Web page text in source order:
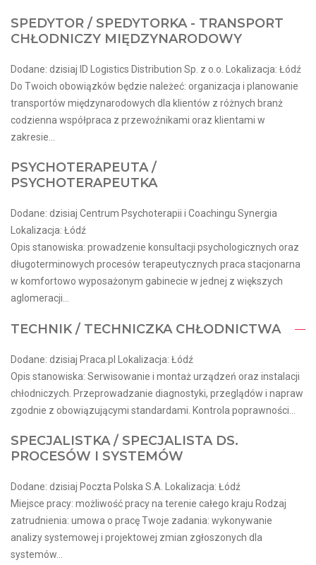
SPEDYTOR / SPEDYTORKA - TRANSPORT
CHŁODNICZY MIĘDZYNARODOWY
Dodane: dzisiaj ID Logistics Distribution Sp. z o.o. Lokalizacja: Łódź
Do Twoich obowiązków będzie należeć: organizacja i planowanie
transportów międzynarodowych dla klientów z różnych branż
codzienna współpraca z przewoźnikami oraz klientami w
zakresie...
PSYCHOTERAPEUTA /
PSYCHOTERAPEUTKA
Dodane: dzisiaj Centrum Psychoterapii i Coachingu Synergia
Lokalizacja: Łódź
Opis stanowiska: prowadzenie konsultacji psychologicznych oraz
długoterminowych procesów terapeutycznych praca stacjonarna
w komfortowo wyposażonym gabinecie w jednej z większych
aglomeracji...
TECHNIK / TECHNICZKA CHŁODNICTWA
Dodane: dzisiaj Praca.pl Lokalizacja: Łódź
Opis stanowiska: Serwisowanie i montaż urządzeń oraz instalacji
chłodniczych. Przeprowadzanie diagnostyki, przeglądów i napraw
zgodnie z obowiązującymi standardami. Kontrola poprawności...
SPECJALISTKA / SPECJALISTA DS.
PROCESÓW I SYSTEMÓW
Dodane: dzisiaj Poczta Polska S.A. Lokalizacja: Łódź
Miejsce pracy: możliwość pracy na terenie całego kraju Rodzaj
zatrudnienia: umowa o pracę Twoje zadania: wykonywanie
analizy systemowej i projektowej zmian zgłoszonych dla
systemów...